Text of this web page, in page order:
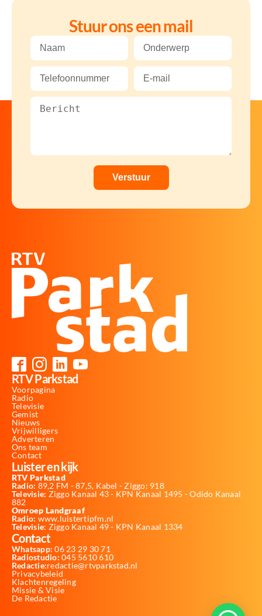
Stuur ons een mail
RTV Parkstad
Voorpagina
Radio
Televisie
Gemist
Nieuws
Vrijwilligers
Adverteren
Ons team
Contact
Luister en kijk
RTV Parkstad
Radio: 89,2 FM - 87,5, Kabel - Ziggo: 918
Televisie: Ziggo Kanaal 43 - KPN Kanaal 1495 - Odido Kanaal
882
Omroep Landgraaf
Radio: www.luistertipfm.nl
Televisie: Ziggo Kanaal 49 - KPN Kanaal 1334
Contact
Whatsapp: 06 23 29 30 71
Radiostudio: 045 5610 610
Redactie:redactie@rtvparkstad.nl
Privacybeleid
Klachtenregeling
Missie & Visie
De Redactie